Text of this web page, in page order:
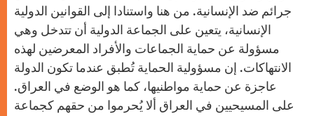
جرائم ضد الإنسانية. من هنا واستنادا إلى القوانين الدولية
الإنسانية، يتعين على الجماعة الدولية أن تتدخل وهي
مسؤولة عن حماية الجماعات والأفراد المعرضين لهذه
الانتهاكات. إن مسؤولية الحماية تُطبق عندما تكون الدولة
عاجزة عن حماية مواطنيها، كما هو الوضع في العراق.
على المسيحيين في العراق ألا يُحرموا من حقهم كجماعة